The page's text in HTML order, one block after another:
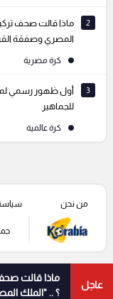
2
ماذا قالت صحف
المصري وصفقة
كرة مصرية
3
أول ظهور رسمي
للجماهير
كرة عالمية
عاجل
ماذا قالت
؟ .. "الملك
من نحن